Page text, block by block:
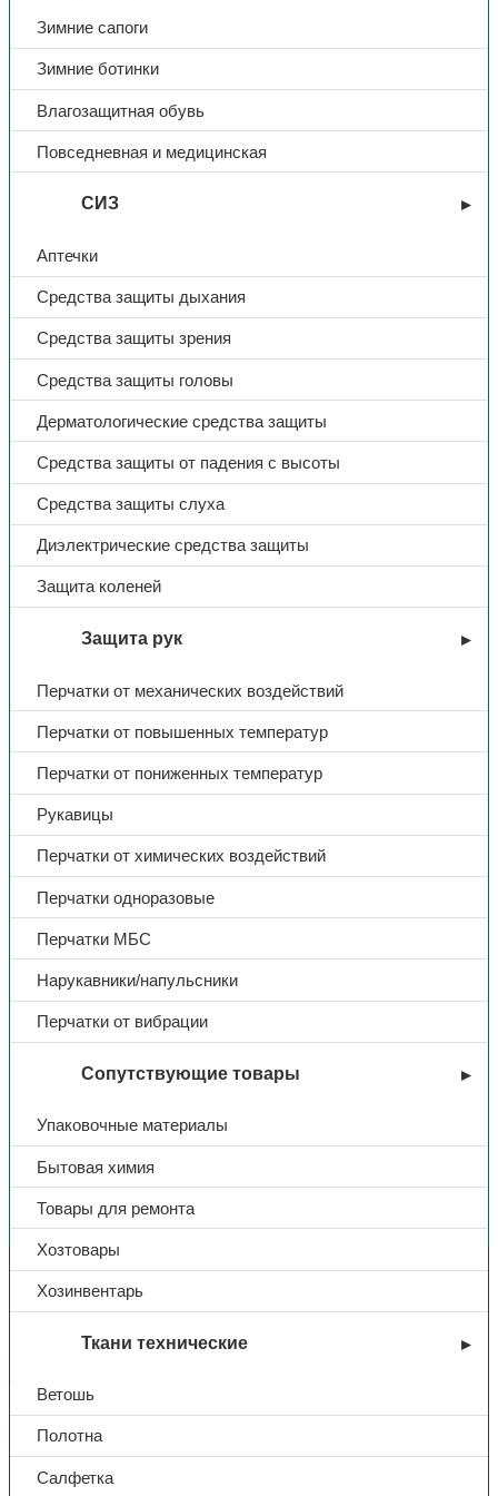
Зимние сапоги
Зимние ботинки
Влагозащитная обувь
Повседневная и медицинская
СИЗ
Аптечки
Средства защиты дыхания
Средства защиты зрения
Средства защиты головы
Дерматологические средства защиты
Средства защиты от падения с высоты
Средства защиты слуха
Диэлектрические средства защиты
Защита коленей
Защита рук
Перчатки от механических воздействий
Перчатки от повышенных температур
Перчатки от пониженных температур
Рукавицы
Перчатки от химических воздействий
Перчатки одноразовые
Перчатки МБС
Нарукавники/напульсники
Перчатки от вибрации
Сопутствующие товары
Упаковочные материалы
Бытовая химия
Товары для ремонта
Хозтовары
Хозинвентарь
Ткани технические
Ветошь
Полотна
Салфетка
Тип
Название Gward RNF15
Материал нитрил
Цвет
Вы недавно смотрели
Контакты
+7 (831) 214-01-31
101@adk52.ru